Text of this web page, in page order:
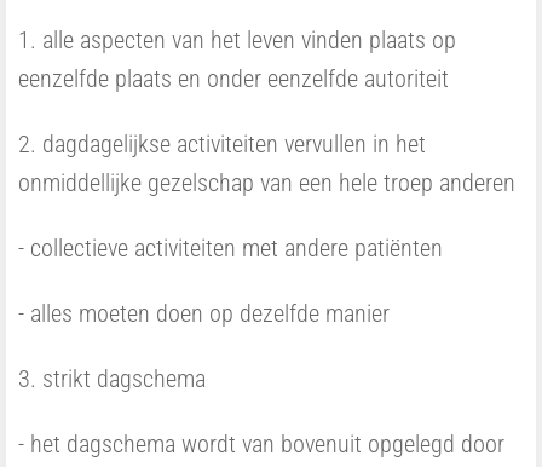
1. alle aspecten van het leven vinden plaats op
eenzelfde plaats en onder eenzelfde autoriteit
2. dagdagelijkse activiteiten vervullen in het
onmiddellijke gezelschap van een hele troep anderen
- collectieve activiteiten met andere patiënten
- alles moeten doen op dezelfde manier
3. strikt dagschema
- het dagschema wordt van bovenuit opgelegd door